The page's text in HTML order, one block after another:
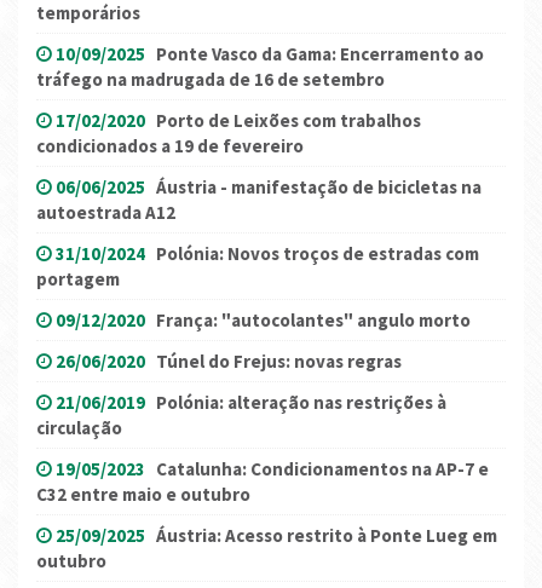
temporários
10/09/2025 Ponte Vasco da Gama: Encerramento ao
tráfego na madrugada de 16 de setembro
17/02/2020 Porto de Leixões com trabalhos
condicionados a 19 de fevereiro
06/06/2025 Áustria - manifestação de bicicletas na
autoestrada A12
31/10/2024 Polónia: Novos troços de estradas com
portagem
09/12/2020 França: "autocolantes" angulo morto
26/06/2020 Túnel do Frejus: novas regras
21/06/2019 Polónia: alteração nas restrições à
circulação
19/05/2023 Catalunha: Condicionamentos na AP-7 e
C32 entre maio e outubro
25/09/2025 Áustria: Acesso restrito à Ponte Lueg em
outubro